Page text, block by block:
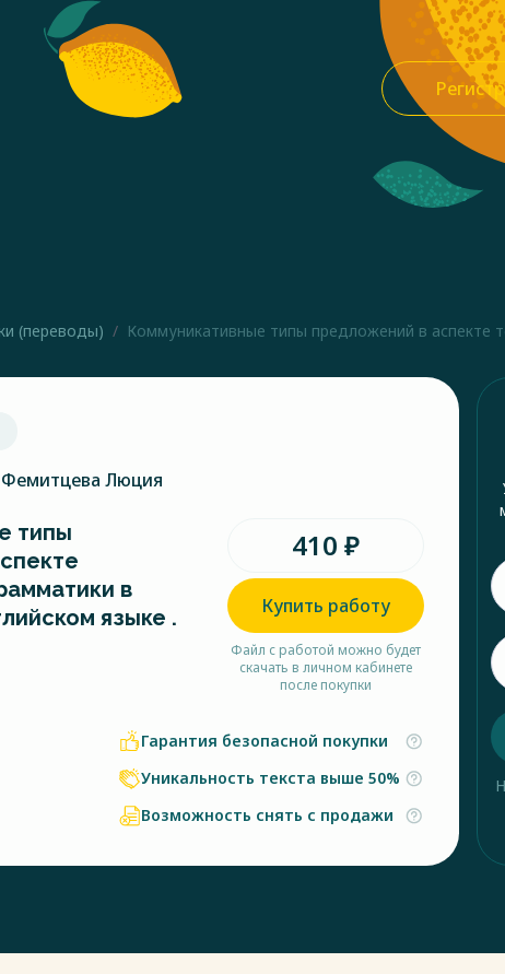
(переводы) Коммуникативные типы предложений в аспекте
Фемитцева Люция
типы
в
языке .
410 ₽
Купить работу
Файл с работой можно будет
скачать в личном кабинете
после покупки
Гарантия безопасной покупки
Уникальность текста выше 50%
Возможность снять с продажи